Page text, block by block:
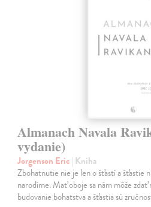
Almanach Navala
vydanie)
Jorgenson Eric| Kniha
Zbohatnutie nie je len o šťastí a šťastie
narodíme. Mať oboje sa nám môže
budovanie bohatstva a šťastia sú